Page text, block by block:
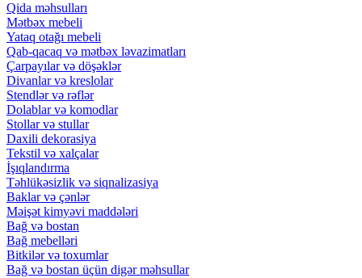
Qida məhsulları
Mətbəx mebeli
Yataq otağı mebeli
Qab-qacaq və mətbəx ləvazimatları
Çarpayılar və döşəklər
Divanlar və kreslolar
Stendlər və rəflər
Dolablar və komodlar
Stollar və stullar
Daxili dekorasiya
Tekstil və xalçalar
İşıqlandırma
Təhlükəsizlik və siqnalizasiya
Baklar və çənlər
Məişət kimyəvi maddələri
Bağ və bostan
Bağ mebelləri
Bitkilər və toxumlar
Bağ və bostan üçün digər məhsullar